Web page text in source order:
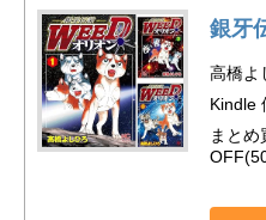
銀牙
高橋よ
Kindle
まとめ